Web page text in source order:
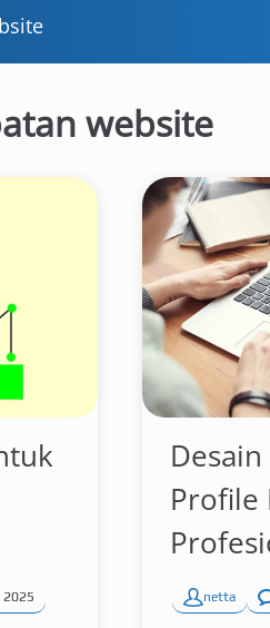
website
2025
Profile
netta